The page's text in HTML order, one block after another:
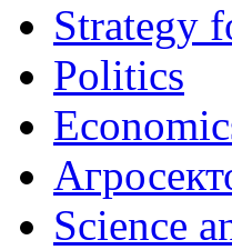
Strategy
Politics
Science